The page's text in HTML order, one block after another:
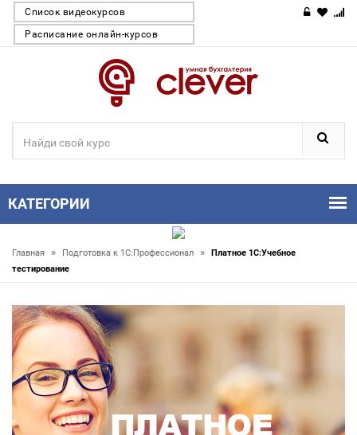
Список видеокурсов
Расписание онлайн-курсов
КАТЕГОРИИ
Главная » Подготовка к 1С:Профессионал »
Платное 1С:Учебное
тестирование